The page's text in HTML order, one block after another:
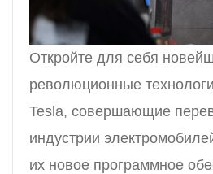
Откройте для себя
революционные
Tesla, совершающие
индустрии
их новое программное